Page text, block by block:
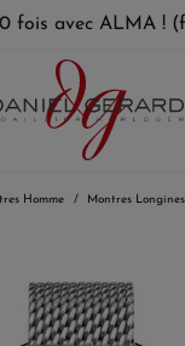
fois avec ALMA !
Homme Montres